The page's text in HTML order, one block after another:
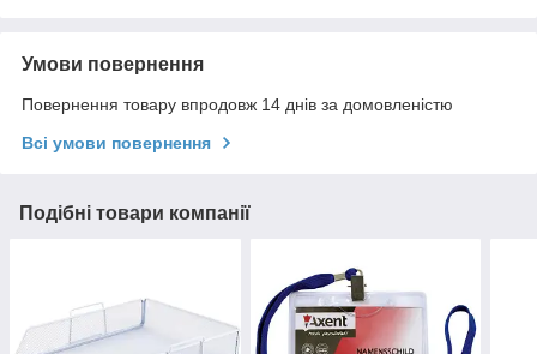
Умови повернення
Повернення товару впродовж 14 днів за домовленістю
Всі умови повернення
Подібні товари компанії